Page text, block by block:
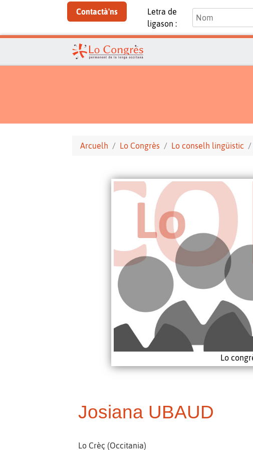
Contactà'ns
Letra de
ligason :
Arcuelh Lo Congrès Lo conselh lingüistic
Lo
Josiana UBAUD
Lo Crèç (Occitania)